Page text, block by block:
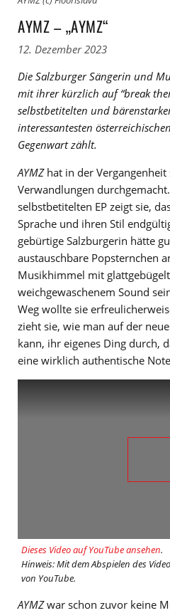
AYMZ – „AYMZ“
12. Dezember 2023
Die Salzburger Sängerin und
mit ihrer kürzlich auf “break
selbstbetitelten und
interessantesten
Gegenwart zählt.
AYMZhat in der Vergangenheit
Verwandlungen
selbstbetitelten EP zeigt sie,
Sprache und ihren Stil
gebürtige Salzburgerin hätte
austauschbare Popsternchen
Musikhimmel mit
weichgewaschenem Sound
Weg wollte sie
zieht sie, wie man auf der
kann, ihr eigenes Ding durch,
eine wirklich authentische
Dieses Video auf YouTube ansehen.
Hinweis: Mit dem Abspielen des
von YouTube.
AYMZwar schon zuvor keine